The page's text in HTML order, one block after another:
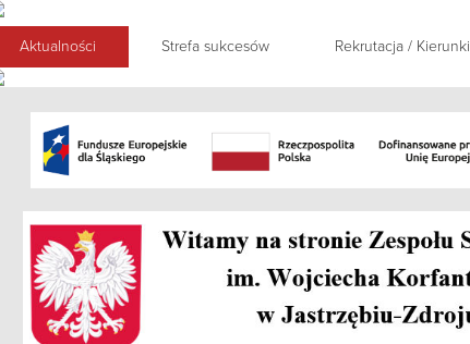
Aktualności Strefa sukcesów Rekrutacja / Kierunki